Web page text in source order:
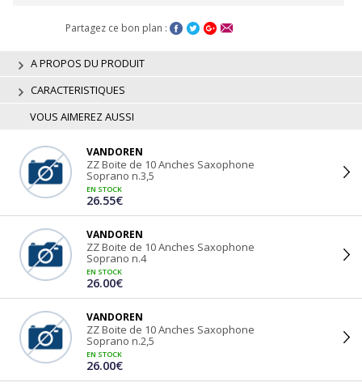
Partagez ce bon plan :
A PROPOS DU PRODUIT
CARACTERISTIQUES
VOUS AIMEREZ AUSSI
VANDOREN
ZZ Boite de 10 Anches Saxophone
Soprano n.3,5
EN STOCK
26.55€
VANDOREN
ZZ Boite de 10 Anches Saxophone
Soprano n.4
EN STOCK
26.00€
VANDOREN
ZZ Boite de 10 Anches Saxophone
Soprano n.2,5
EN STOCK
26.00€